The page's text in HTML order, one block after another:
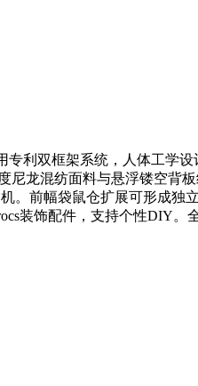
专利双框架系统，人体工
龙混纺面料与悬浮镂空背
前幅袋鼠仓扩展可形成
装饰配件，支持个性DIY